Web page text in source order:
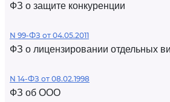
ФЗ о защите конкуренции
N 99-ФЗ от 04.05.2011
ФЗ о лицензировании отдельных
N 14-ФЗ от 08.02.1998
ФЗ об ООО